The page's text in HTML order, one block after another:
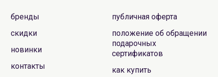
бренды
скидки
новинки
контакты
публичная оферта
положение об обращении
подарочных
сертификатов
как купить